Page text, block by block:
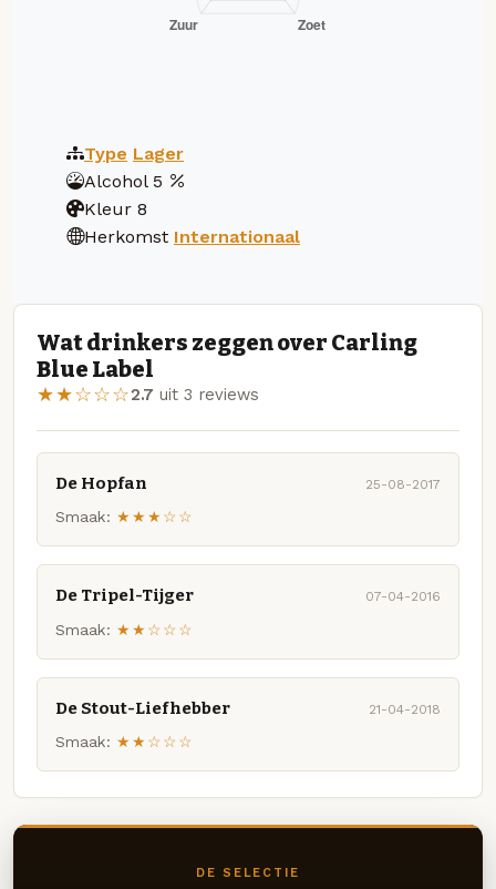
Type Lager
Alcohol 5
Kleur 8
Herkomst Internationaal
Wat drinkers zeggen over Carling
Blue Label
★★☆☆☆2.7 uit 3 reviews
De Hopfan 25-08-2017
Smaak: ★★★☆☆
De Tripel-Tijger 07-04-2016
Smaak: ★★☆☆☆
De Stout-Liefhebber 21-04-2018
Smaak: ★★☆☆☆
DE SELECTIE